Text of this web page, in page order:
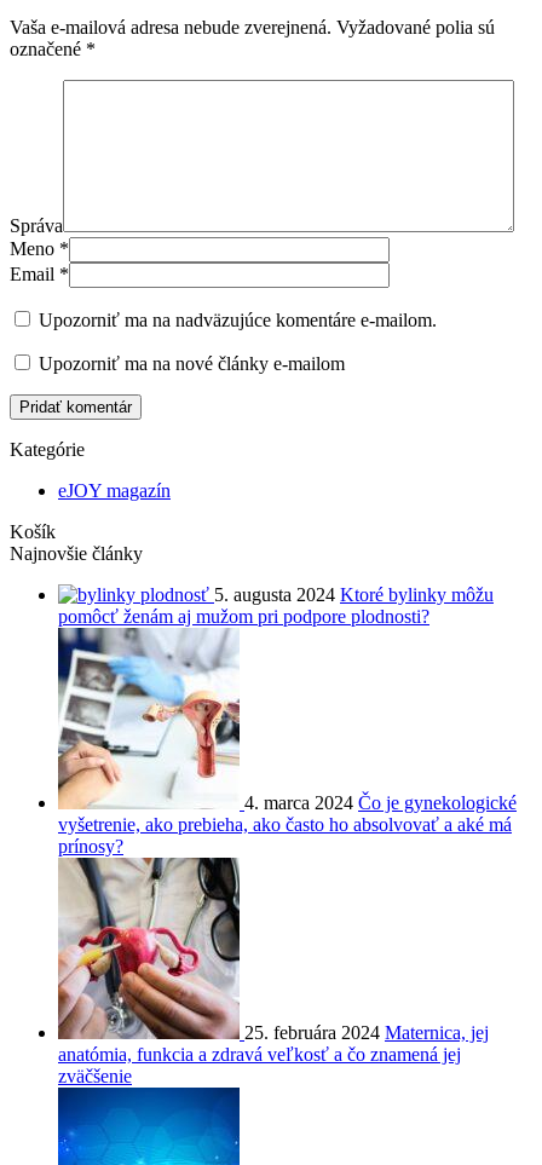
Vaša e-mailová adresa nebude zverejnená. Vyžadované polia sú
označené *
Správa
Meno *
Email *
Upozorniť ma na nadväzujúce komentáre e-mailom.
Upozorniť ma na nové články e-mailom
Pridať komentár
Kategórie
eJOY magazín
Košík
Najnovšie články
5. augusta 2024 Ktoré bylinky môžu
pomôcť ženám aj mužom pri podpore plodnosti?
4. marca 2024 Čo je gynekologické
vyšetrenie, ako prebieha, ako často ho absolvovať a aké má
prínosy?
25. februára 2024 Maternica, jej
anatómia, funkcia a zdravá veľkosť a čo znamená jej
zväčšenie